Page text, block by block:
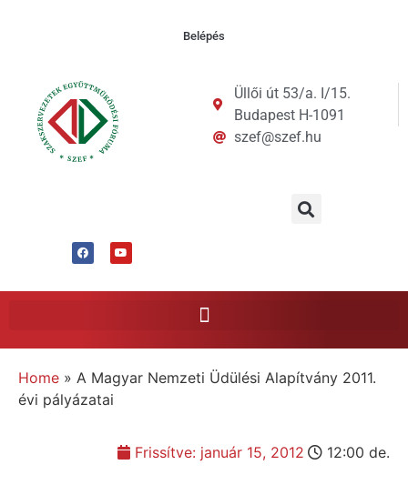
Belépés
Üllői út 53/a. I/15.
Budapest H-1091
szef@szef.hu
Home » A Magyar Nemzeti Üdülési Alapítvány 2011.
évi pályázatai
Frissítve: január 15, 2012 12:00 de.